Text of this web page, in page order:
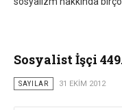
Sosyalist İşçi
SAYILAR 31 EKIM 2012